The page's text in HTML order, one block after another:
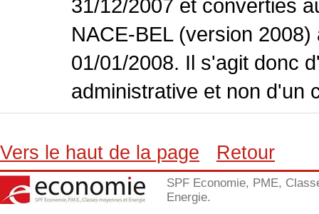
31/12/2007 et converties
NACE-BEL (version
01/01/2008. Il s'agit donc
administrative et non d'un
Vers le haut de la page Retour
SPF Economie, PME,
Energie.